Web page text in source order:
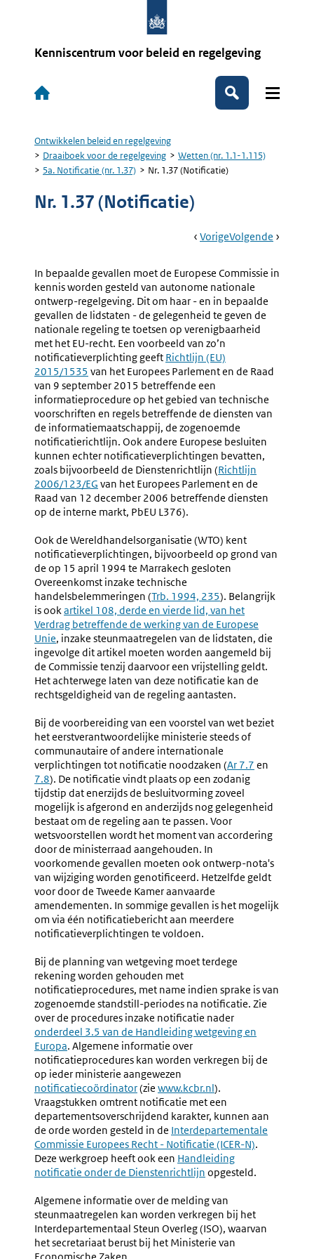
Kenniscentrum voor beleid en regelgeving
Hoofdnavigatie
Zoeken
Kruimelpad
Ontwikkelen beleid en regelgeving
Draaiboek voor de regelgeving
Wetten (nr. 1.1-1.115)
5a. Notificatie (nr. 1.37)
Nr. 1.37 (Notificatie)
Nr. 1.37 (Notificatie)
Book
Ga
VorigePagina:
(nr.
1.37)
Ga
Volgende Pagina:
Door
In bepaalde gevallen moet de Europese Commissie in
kennis worden gesteld van autonome nationale
ontwerp-regelgeving. Dit om haar - en in bepaalde
gevallen de lidstaten - de gelegenheid te geven de
nationale regeling te toetsen op verenigbaarheid
met het EU-recht. Een voorbeeld van zo’n
notificatieverplichting geeft Externe
link:
Richtlijn (EU)
2015/1535 van het Europees Parlement en de Raad
van 9 september 2015 betreffende een
informatieprocedure op het gebied van technische
voorschriften en regels betreffende de diensten van
de informatiemaatschappij, de zogenoemde
notificatierichtlijn. Ook andere Europese besluiten
kunnen echter notificatieverplichtingen bevatten,
zoals bijvoorbeeld de Dienstenrichtlijn (Externe
link:
Richtlijn
2006/123/EG van het Europees Parlement en de
Raad van 12 december 2006 betreffende diensten
op de interne markt, PbEU L376).
Ook de Wereldhandelsorganisatie (WTO) kent
notificatieverplichtingen, bijvoorbeeld op grond van
de op 15 april 1994 te Marrakech gesloten
Overeenkomst inzake technische
handelsbelemmeringen (Externe
link:
Trb. 1994, 235). Belangrijk
is ookExterne
link:
artikel 108, derde en vierde lid, van het
Verdrag betreffende de werking van de Europese
Unie, inzake steunmaatregelen van de lidstaten, die
ingevolge dit artikel moeten worden aangemeld bij
de Commissie tenzij daarvoor een vrijstelling geldt.
Het achterwege laten van deze notificatie kan de
rechtsgeldigheid van de regeling aantasten.
Bij de voorbereiding van een voorstel van wet beziet
het eerstverantwoordelijke ministerie steeds of
communautaire of andere internationale
verplichtingen tot notificatie noodzaken (Ar 7.7 en
7.8). De notificatie vindt plaats op een zodanig
tijdstip dat enerzijds de besluitvorming zoveel
mogelijk is afgerond en anderzijds nog gelegenheid
bestaat om de regeling aan te passen. Voor
wetsvoorstellen wordt het moment van accordering
door de ministerraad aangehouden. In
voorkomende gevallen moeten ook ontwerp-nota's
van wijziging worden genotificeerd. Hetzelfde geldt
voor door de Tweede Kamer aanvaarde
amendementen. In sommige gevallen is het mogelijk
om via één notificatiebericht aan meerdere
notificatieverplichtingen te voldoen.
Bij de planning van wetgeving moet terdege
rekening worden gehouden met
notificatieprocedures, met name indien sprake is van
zogenoemde standstill-periodes na notificatie. Zie
over de procedures inzake notificatie nader
onderdeel 3.5 van de Handleiding wetgeving en
Europa. Algemene informatie over
notificatieprocedures kan worden verkregen bij de
op ieder ministerie aangewezen
notificatiecoördinator(zie www.kcbr.nl).
Vraagstukken omtrent notificatie met een
departementsoverschrijdend karakter, kunnen aan
de orde worden gesteld in de Interdepartementale
Commissie Europees Recht - Notificatie (ICER-N).
Deze werkgroep heeft ook een Handleiding
notificatie onder de Dienstenrichtlijn opgesteld.
Algemene informatie over de melding van
steunmaatregelen kan worden verkregen bij het
Interdepartementaal Steun Overleg (ISO), waarvan
het secretariaat berust bij het Ministerie van